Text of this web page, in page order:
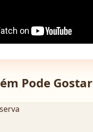
Pode Gostar